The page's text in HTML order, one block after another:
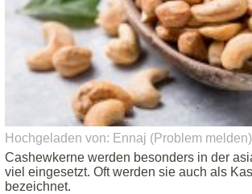
Hochgeladen von: Ennaj (Problem melden)
Cashewkerne werden besonders in der
viel eingesetzt. Oft werden sie auch als
bezeichnet.